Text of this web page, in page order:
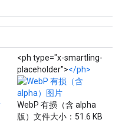
<ph type="x-smartling-
placeholder"></ph>
WebP 有损（含 alpha
版）文件大小：51.6 KB